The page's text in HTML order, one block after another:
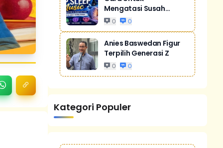
Mengatasi Susah
Tidur Akibat Stres
0 0
Anies Baswedan Figur
Terpilih Generasi Z
0 0
Kategori Populer